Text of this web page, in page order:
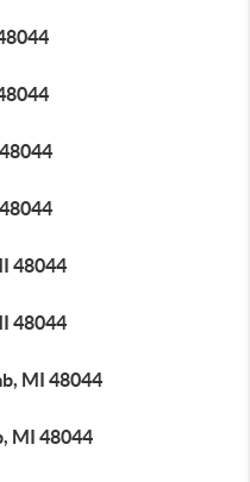
48044
48044
MI 48044
MI 48044